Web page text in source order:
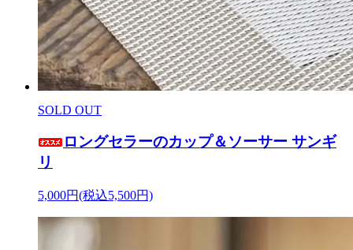
SOLD OUT
ロングセラーのカップ＆ソーサー サンギ
リ
5,000円(税込5,500円)